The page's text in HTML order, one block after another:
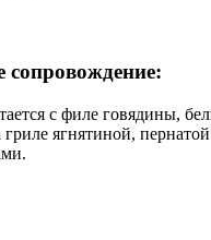
сопровождение:
с филе говядины,
ягнятиной,